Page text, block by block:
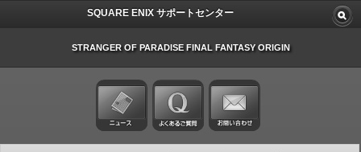
SQUARE ENIX サポートセンター
STRANGER OF PARADISE FINAL FANTASY ORIGIN